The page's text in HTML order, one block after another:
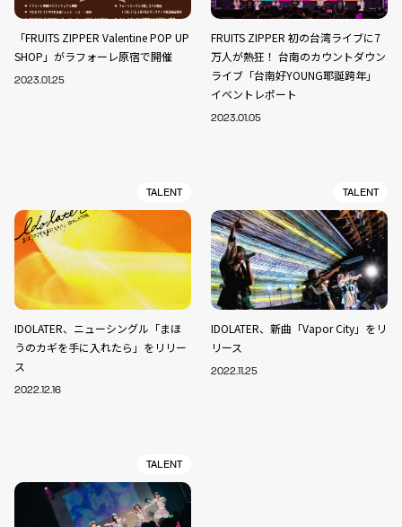
「FRUITS ZIPPER Valentine POP UP
SHOP」がラフォーレ原宿で開催
2023.01.25
FRUITS ZIPPER 初の台湾ライブに7
万人が熱狂！ 台南のカウントダウン
ライブ「台南好YOUNG耶誕跨年」
イベントレポート
2023.01.05
TALENT
IDOLATER、ニューシングル「まほ
うのカギを手に入れたら」をリリー
ス
2022.12.16
TALENT
IDOLATER、新曲「Vapor City」をリ
リース
2022.11.25
TALENT